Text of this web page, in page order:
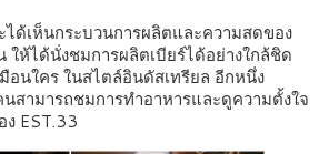
ด้เห็นกระบวนการผลิตและความสดของ
ให้ได้นั่งชมการผลิตเบียร์ได้อย่างใกล้ชิด
อนใคร ในสไตล์อินดัสเทรียล อีกหนึ่ง
สามารถชมการทำอาหารและดูความตั้งใจ
EST.33